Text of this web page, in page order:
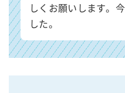
しくお願いします。
した。